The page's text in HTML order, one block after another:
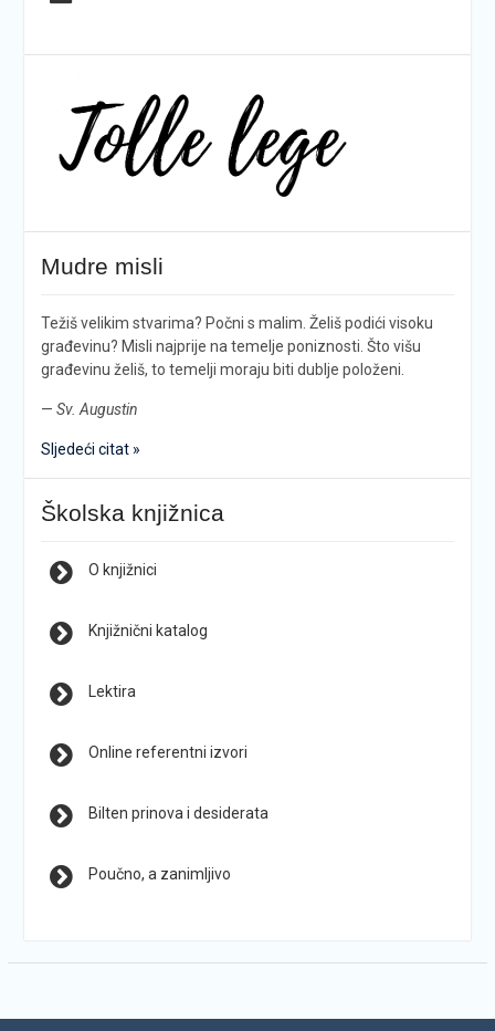
Mudre misli
Težiš velikim stvarima? Počni s malim. Želiš podići visoku
građevinu? Misli najprije na temelje poniznosti. Što višu
građevinu želiš, to temelji moraju biti dublje položeni.
— Sv. Augustin
Sljedeći citat »
Školska knjižnica
O knjižnici
Knjižnični katalog
Lektira
Online referentni izvori
Bilten prinova i desiderata
Poučno, a zanimljivo